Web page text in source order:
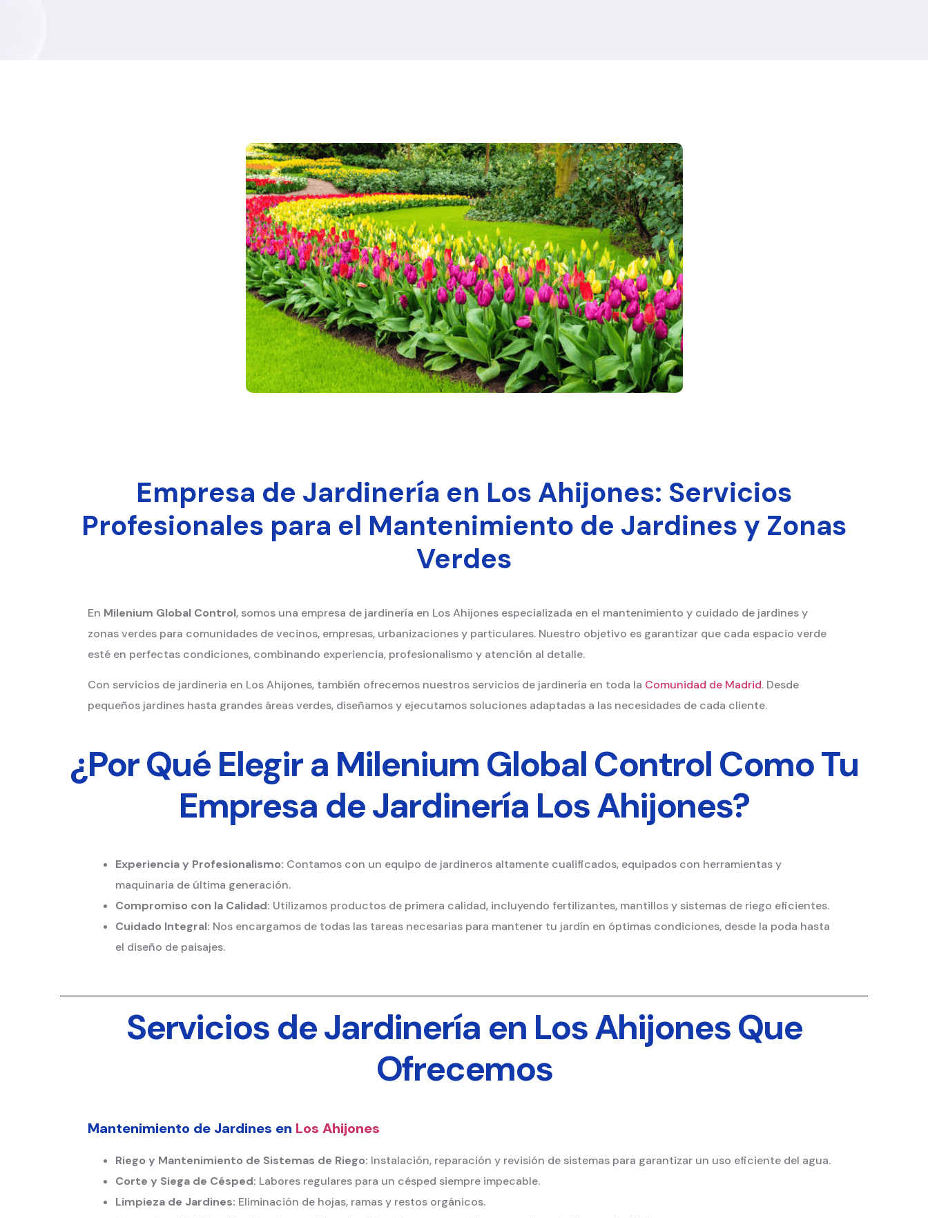
Empresa de Jardinería en Los Ahijones: Servicios
Profesionales para el Mantenimiento de Jardines y Zonas
Verdes
En Milenium Global Control, somos una empresa de jardinería en Los Ahijones especializada en el mantenimiento y cuidado de jardines y
zonas verdes para comunidades de vecinos, empresas, urbanizaciones y particulares. Nuestro objetivo es garantizar que cada espacio verde
esté en perfectas condiciones, combinando experiencia, profesionalismo y atención al detalle.
Con servicios de jardineria en Los Ahijones, también ofrecemos nuestros servicios de jardinería en toda la Comunidad de Madrid. Desde
pequeños jardines hasta grandes áreas verdes, diseñamos y ejecutamos soluciones adaptadas a las necesidades de cada cliente.
¿Por Qué Elegir a Milenium Global Control Como Tu
Empresa de Jardinería Los Ahijones?
Experiencia y Profesionalismo: Contamos con un equipo de jardineros altamente cualificados, equipados con herramientas y
maquinaria de última generación.
Compromiso con la Calidad: Utilizamos productos de primera calidad, incluyendo fertilizantes, mantillos y sistemas de riego eficientes.
Cuidado Integral: Nos encargamos de todas las tareas necesarias para mantener tu jardín en óptimas condiciones, desde la poda hasta
el diseño de paisajes.
Servicios de Jardinería en Los Ahijones Que
Ofrecemos
Mantenimiento de Jardines en Los Ahijones
Riego y Mantenimiento de Sistemas de Riego: Instalación, reparación y revisión de sistemas para garantizar un uso eficiente del agua.
Corte y Siega de Césped: Labores regulares para un césped siempre impecable.
Limpieza de Jardines: Eliminación de hojas, ramas y restos orgánicos.